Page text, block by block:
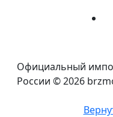
Официальный
России © 2026